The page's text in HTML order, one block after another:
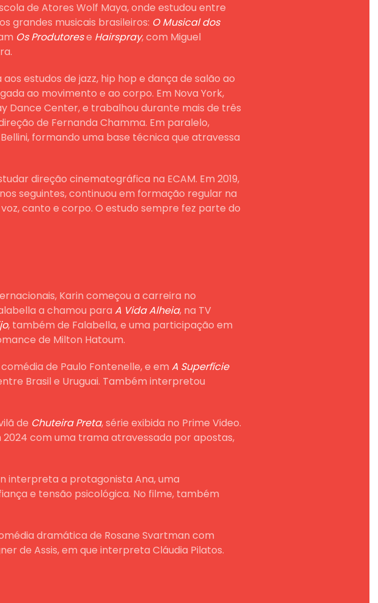
de Atores Wolf Maya, onde estudou entre
grandes musicais brasileiros: O Musical dos
Os Produtorese Hairspray, com Miguel
estudos de jazz, hip hop e dança de salão ao
ao movimento e ao corpo. Em Nova York,
Dance Center, e trabalhou durante mais de três
de Fernanda Chamma. Em paralelo,
formando uma base técnica que atravessa
direção cinematográfica na ECAM. Em 2019,
seguintes, continuou em formação regular na
canto e corpo. O estudo sempre fez parte do
Karin começou a carreira no
a chamou para A Vida Alheia, na TV
, também de Falabella, e uma participação em
de Milton Hatoum.
comédia de Paulo Fontenelle, e em A Superfície
Brasil e Uruguai. Também interpretou
de Chuteira Preta, série exibida no Prime Video.
2024 com uma trama atravessada por apostas,
interpreta a protagonista Ana, uma
e tensão psicológica. No filme, também
dramática de Rosane Svartman com
de Assis, em que interpreta Cláudia Pilatos.